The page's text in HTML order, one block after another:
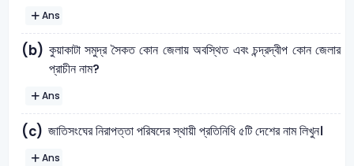
Ans
(b) কুয়াকাটা সমুদ্র সৈকত কোন জেলায় অবস্থিত এবং চন্দ্রদ্বীপ কোন জেলার
প্রাচীন নাম?
Ans
(c) জাতিসংঘের নিরাপত্তা পরিষদের স্থায়ী প্রতিনিধি ৫টি দেশের নাম লিখুন।
Ans